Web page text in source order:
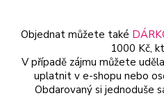
Objednat můžete také
1000 Kč,
V případě zájmu můžete
uplatnit v e-shopu nebo
Obdarovaný si jednoduše